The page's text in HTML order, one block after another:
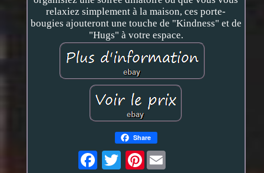
relaxiez simplement à la maison, ces porte-
bougies ajouteront une touche de "Kindness" et de
"Hugs" à votre espace.
Share
Pinterest